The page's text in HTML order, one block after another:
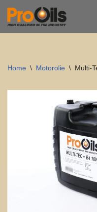
Ga
Home \ Motorolie \ Multi-